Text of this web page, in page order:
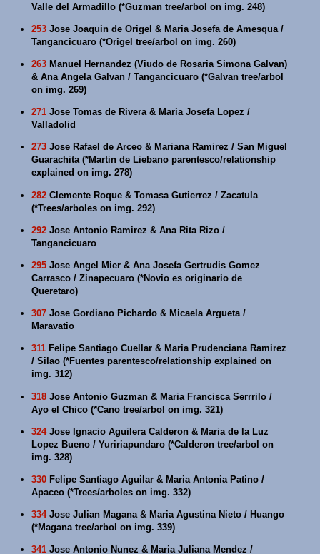
Valle del Armadillo (*Guzman tree/arbol on img. 248)
253 Jose Joaquin de Origel & Maria Josefa de Amesqua /
Tangancicuaro (*Origel tree/arbol on img. 260)
263 Manuel Hernandez (Viudo de Rosaria Simona Galvan)
& Ana Angela Galvan / Tangancicuaro (*Galvan tree/arbol
on img. 269)
271 Jose Tomas de Rivera & Maria Josefa Lopez /
Valladolid
273 Jose Rafael de Arceo & Mariana Ramirez / San Miguel
Guarachita (*Martin de Liebano parentesco/relationship
explained on img. 278)
282 Clemente Roque & Tomasa Gutierrez / Zacatula
(*Trees/arboles on img. 292)
292 Jose Antonio Ramirez & Ana Rita Rizo /
Tangancicuaro
295 Jose Angel Mier & Ana Josefa Gertrudis Gomez
Carrasco / Zinapecuaro (*Novio es originario de
Queretaro)
307 Jose Gordiano Pichardo & Micaela Argueta /
Maravatio
311 Felipe Santiago Cuellar & Maria Prudenciana Ramirez
/ Silao (*Fuentes parentesco/relationship explained on
img. 312)
318 Jose Antonio Guzman & Maria Francisca Serrrilo /
Ayo el Chico (*Cano tree/arbol on img. 321)
324Jose Ignacio Aguilera Calderon & Maria de la Luz
Lopez Bueno / Yuririapundaro (*Calderon tree/arbol on
img. 328)
330 Felipe Santiago Aguilar & Maria Antonia Patino /
Apaceo (*Trees/arboles on img. 332)
334Jose Julian Magana & Maria Agustina Nieto / Huango
(*Magana tree/arbol on img. 339)
341 Jose Antonio Nunez & Maria Juliana Mendez /